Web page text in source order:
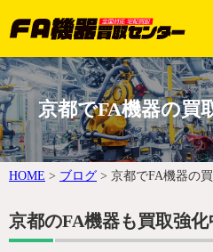
京都でFA機器の買
HOME > ブログ > 京都でFA機器の
京都のFA機器も買取強化